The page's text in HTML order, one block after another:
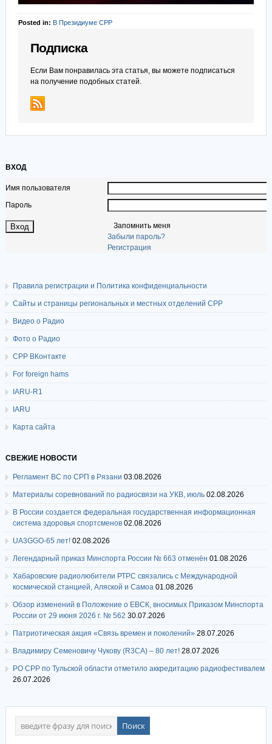
Posted in: В Президиуме СРР
Подписка
Если Вам понравилась эта статья, вы можете подписаться
на получение подобных статей.
ВХОД
Имя пользователя
Пароль
Запомнить меня
Забыли пароль?
Регистрация
Правила регистрации и Политика конфиденциальности
Сайты и страницы региональных и местных отделений СРР
Видео о Радио
Фото о Радио
СРР ВКонтакте
For foreign hams
IARU-R1
IARU
Карта сайта
СВЕЖИЕ НОВОСТИ
Регламент ВС по СРП в Рязани 03.08.2026
Материалы соревнований по радиосвязи на УКВ, июль 02.08.2026
В России создается федеральная государственная информационная
система здоровья спортсменов 02.08.2026
UA3GGO-65 лет! 02.08.2026
Легендарный приказ Минспорта России № 663 отменён 01.08.2026
Хабаровские радиолюбители РТРС связались с Международной
космической станцией, Аляской и Самоа 01.08.2026
Обзор изменений в Положение о ЕВСК, вносимых Приказом Минспорта
России от 29 июня 2026 г. № 562 30.07.2026
Патриотическая акция «Связь времен и поколений» 28.07.2026
Владимиру Семеновичу Чукову (R3CA) – 80 лет! 28.07.2026
РО СРР по Тульской области отметило аккредитацию радиофестивалем
26.07.2026